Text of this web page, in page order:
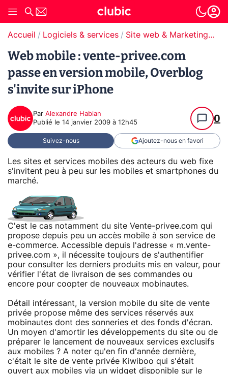
Accueil Logiciels & services Site web & Marketing Digital
Web mobile : vente-privee.com
passe en version mobile, Overblog
s'invite sur iPhone
Par Alexandre Habian
Publié le 14 janvier 2009 à 12h45 0
Suivez-nous Ajoutez-nous en favori
Les sites et services mobiles des acteurs du web fixe
s'invitent peu à peu sur les mobiles et smartphones du
marché.
C'est le cas notamment du site Vente-privee.com qui
propose depuis peu un accès mobile à son service de
e-commerce. Accessible depuis l'adresse « m.vente-
privee.com », il nécessite toujours de s'authentifier
pour consulter les derniers produits mis en valeur, pour
vérifier l'état de livraison de ses commandes ou
encore pour coopter de nouveaux mobinautes.
Détail intéressant, la version mobile du site de vente
privée propose même des services réservés aux
mobinautes dont des sonneries et des fonds d'écran.
Un moyen d'amortir les développements du site ou de
préparer le lancement de nouveaux services exclusifs
aux mobiles ? A noter qu'en fin d'année dernière,
c'était le site de vente privée Kiwiboo qui s'était
ouvert aux mobiles via un widget disponible sur le